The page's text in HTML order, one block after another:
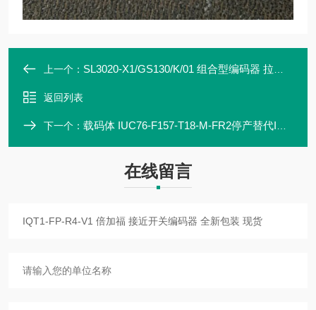
上一个： SL3020-X1/GS130/K/01 组合型编码器 拉线盒 恒力开度仪
返回列表
下一个： 载码体 IUC76-F157-T18-M-FR2停产替代IUC87-F257-T18-M-FR2 倍加福
在线留言